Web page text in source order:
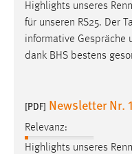
Highlights unseres
für unseren RS25. Der
informative Gespräche
dank BHS bestens
[PDF] Newsletter Nr.
Relevanz:
Highlights unseres
Cookie Laufzeit:
24 Stunden
Statistik Cookies
unsere Besucher